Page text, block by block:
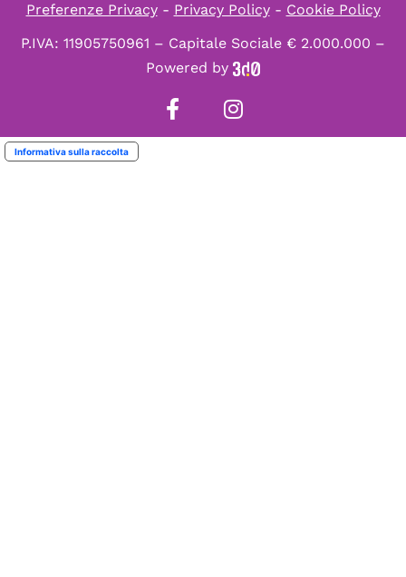
Preferenze Privacy- Privacy Policy- Cookie Policy
P.IVA: 11905750961 – Capitale Sociale € 2.000.000 –
Powered by
Informativa sulla raccolta